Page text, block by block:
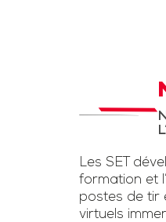
à la menace
la lutte anti-
Inclut un kit
brouilleur
Les SET
formation et
postes de tir
virtuels